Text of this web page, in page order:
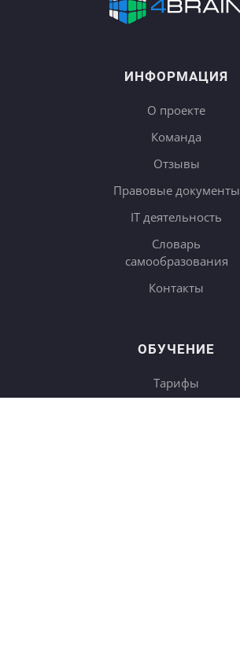
ИНФОРМАЦИЯ
О проекте
Команда
Отзывы
Правовые документы
IT деятельность
Словарь
самообразования
Контакты
ОБУЧЕНИЕ
Тарифы